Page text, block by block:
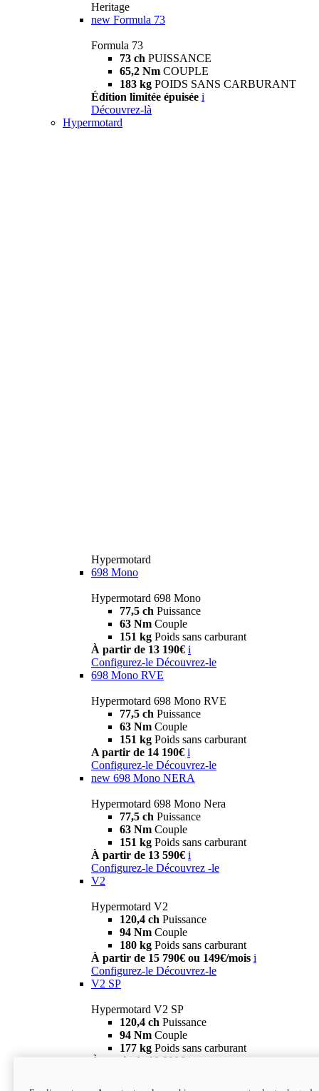
Heritage
new Formula 73
Formula 73
73 ch PUISSANCE
65,2 Nm COUPLE
183 kg POIDS SANS CARBURANT
Édition limitée épuisée i
Découvrez-là
Hypermotard
Hypermotard
698 Mono
Hypermotard 698 Mono
77,5 ch Puissance
63 Nm Couple
151 kg Poids sans carburant
À partir de 13 190€ i
Configurez-le Découvrez-le
698 Mono RVE
Hypermotard 698 Mono RVE
77,5 ch Puissance
63 Nm Couple
151 kg Poids sans carburant
A partir de 14 190€ i
Configurez-le Découvrez-le
new 698 Mono NERA
Hypermotard 698 Mono Nera
77,5 ch Puissance
63 Nm Couple
151 kg Poids sans carburant
À partir de 13 590€ i
Configurez-le Découvrez -le
V2
Hypermotard V2
120,4 ch Puissance
94 Nm Couple
180 kg Poids sans carburant
À partir de 15 790€ ou 149€/mois i
Configurez-le Découvrez-le
V2 SP
Hypermotard V2 SP
120,4 ch Puissance
94 Nm Couple
177 kg Poids sans carburant
À partir de 19 990€ i
new
V2 SP 100